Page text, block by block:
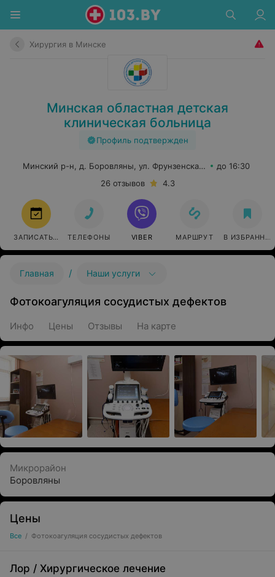
Хирургия в Минске
Минская областная детская
клиническая больница
Профиль подтвержден
Минский р-н, д. Боровляны, ул. Фрунзенская, 19Бдо 16:30
26 отзывов
4.3
ЗАПИСАТЬСЯ ТЕЛЕФОНЫ VIBER МАРШРУТ В ИЗБРАННОЕ
Главная / Наши услуги
Фотокоагуляция сосудистых дефектов
Инфо Цены Отзывы На карте
Микрорайон
Боровляны
Цены
Все / Фотокоагуляция сосудистых дефектов
Лор / Хирургическое лечение